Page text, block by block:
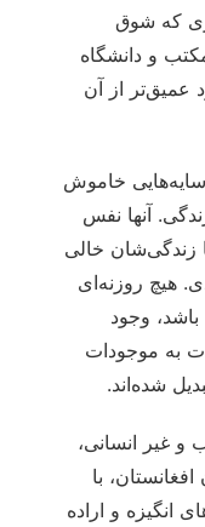
که شوق
و دانشگاه
عمیق‌تر از آن
سایه‌هایی خاموش
آنها نفس
زندگی‌شان خالی
هیچ روزنه‌ای
باشد، وجود
به موجودات
شده‌اند.
و غیر انسانی،
با
انگیزه و اراده